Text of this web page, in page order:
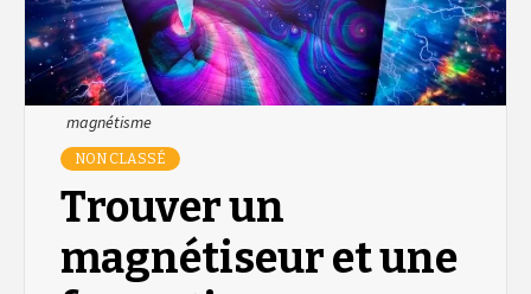
magnétisme
NON CLASSÉ
Trouver un
magnétiseur et une